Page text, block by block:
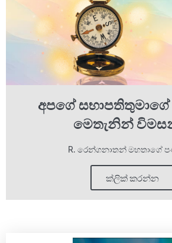
අපගේ
මෙතැනින්
R. රෙන්ගනාතන් මහතාගේ
ක්ලික් කරන්න